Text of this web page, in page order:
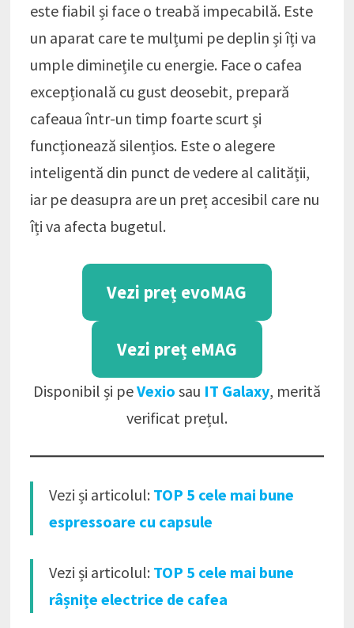
este fiabil și face o treabă impecabilă. Este
un aparat care te mulțumi pe deplin și îți va
umple diminețile cu energie. Face o cafea
excepțională cu gust deosebit, prepară
cafeaua într-un timp foarte scurt și
funcționează silențios. Este o alegere
inteligentă din punct de vedere al calității,
iar pe deasupra are un preț accesibil care nu
îți va afecta bugetul.
Vezi preț evoMAG
Vezi preț eMAG
Disponibil și peVexio sau IT Galaxy, merită
verificat prețul.
Vezi și articolul: TOP 5 cele mai bune
espressoare cu capsule
Vezi și articolul: TOP 5 cele mai bune
râșnițe electrice de cafea